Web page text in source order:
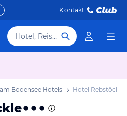
Kontakt
Hotel, Reiseziel
Bodensee Hotels Hotel Rebstöckle